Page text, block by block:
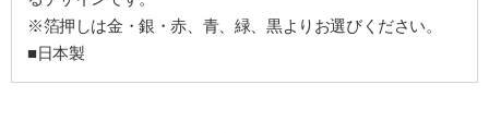
※箔押しは金・銀・赤、青、緑、黒よりお選びください。
■日本製